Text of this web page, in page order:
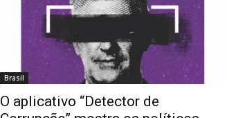
Brasil
O aplicativo “Detector de